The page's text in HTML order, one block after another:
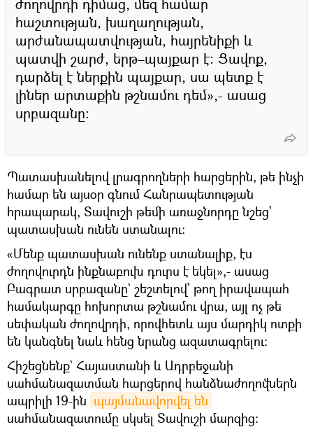
հաշտության, խաղաղության,
արժանապատվության, հայրենիքի և
պատվի շարժ, երթ–պայքար է։ Ցավոք,
դարձել է ներքին պայքար, սա պետք է
լիներ արտաքին թշնամու դեմ»,- ասաց
սրբազանը։
Պատասխանելով լրագրողների հարցերին, թե ինչի
համար են այսօր գնում Հանրապետության
հրապարակ, Տավուշի թեմի առաջնորդը նշեց՝
պատասխան ունեն ստանալու։
«Մենք պատասխան ունենք ստանալիք, էս
ժողովուրդն ինքնաբուխ դուրս է եկել»,- ասաց
Բագրատ սրբազանը` շեշտելով՝ թող իրավապահ
համակարգը հոխորտա թշնամու վրա, այլ ոչ թե
սեփական ժողովրդի, որովհետև այս մարդիկ ոտքի
են կանգնել նաև հենց նրանց ազատագրելու։
Հիշեցնենք` Հայաստանի և Ադրբեջանի
սահմանազատման հարցերով հանձնաժողովներն
ապրիլի 19-ին պայմանավորվել են
սահմանազատումը սկսել Տավուշի մարզից։